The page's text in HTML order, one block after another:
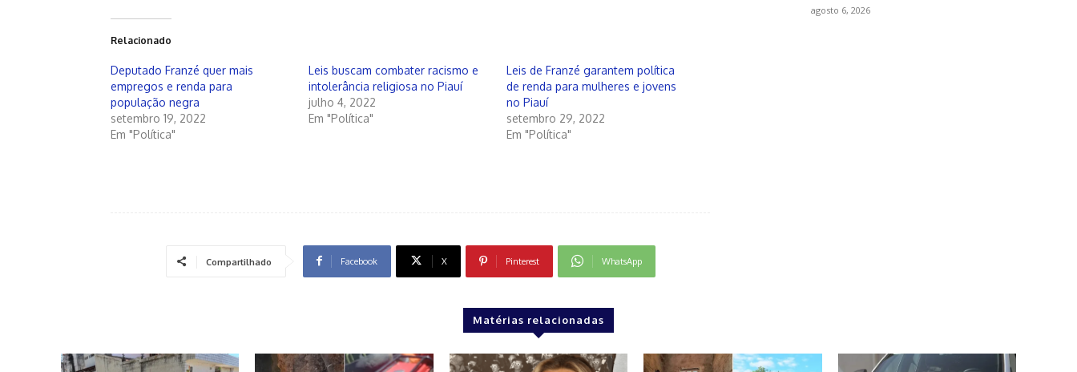
Relacionado
Deputado Franzé quer mais
empregos e renda para
população negra
setembro 19, 2022
Em "Política"
Leis buscam combater racismo e
intolerância religiosa no Piauí
julho 4, 2022
Em "Política"
Leis de Franzé garantem política
de renda para mulheres e jovens
no Piauí
setembro 29, 2022
Em "Política"
Compartilhado Facebook X Pinterest WhatsApp
agosto 6, 2026
Matérias relacionadas